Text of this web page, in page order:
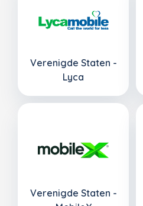
Verenigde Staten -
Lyca
Verenigde Staten -